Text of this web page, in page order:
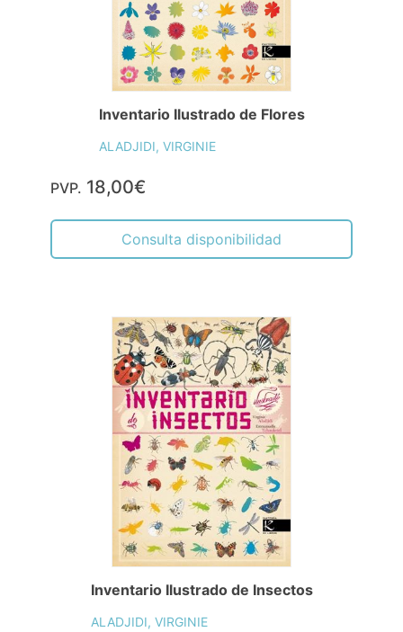
Inventario Ilustrado de Flores
ALADJIDI, VIRGINIE
PVP. 18,00€
Consulta disponibilidad
Inventario Ilustrado de Insectos
ALADJIDI, VIRGINIE